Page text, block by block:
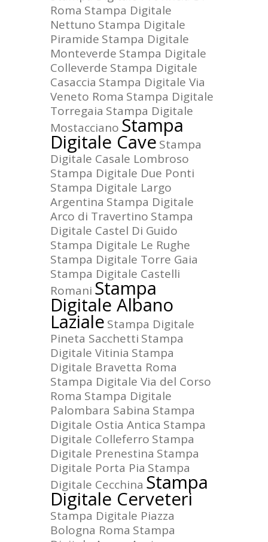
Roma Stampa Digitale
Nettuno Stampa Digitale
Piramide Stampa Digitale
Monteverde Stampa Digitale
Colleverde Stampa Digitale
Casaccia Stampa Digitale Via
Veneto Roma Stampa Digitale
Torregaia Stampa Digitale
Mostacciano Stampa
Digitale Cave Stampa
Digitale Casale Lombroso
Stampa Digitale Due Ponti
Stampa Digitale Largo
Argentina Stampa Digitale
Arco di Travertino Stampa
Digitale Castel Di Guido
Stampa Digitale Le Rughe
Stampa Digitale Torre Gaia
Stampa Digitale Castelli
Romani Stampa
Digitale Albano
Laziale Stampa Digitale
Pineta Sacchetti Stampa
Digitale Vitinia Stampa
Digitale Bravetta Roma
Stampa Digitale Via del Corso
Roma Stampa Digitale
Palombara Sabina Stampa
Digitale Ostia Antica Stampa
Digitale Colleferro Stampa
Digitale Prenestina Stampa
Digitale Porta Pia Stampa
Digitale Cecchina Stampa
Digitale Cerveteri
Stampa Digitale Piazza
Bologna Roma Stampa